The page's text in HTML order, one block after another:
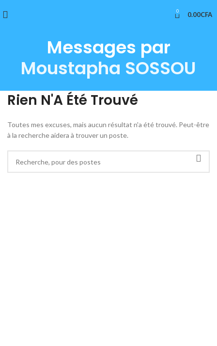
0 0.00CFA
Messages par
Moustapha SOSSOU
Rien N'A Été Trouvé
Toutes mes excuses, mais aucun résultat n'a été trouvé. Peut-être
à la recherche aidera à trouver un poste.